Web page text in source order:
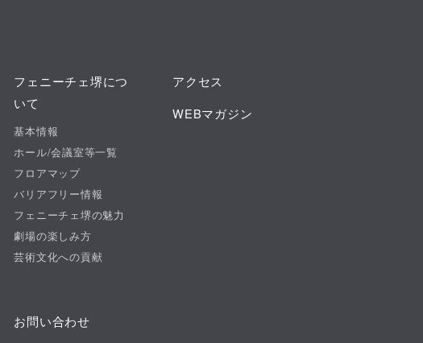
フェニーチェ堺につ
いて
基本情報
ホール/会議室等一覧
フロアマップ
バリアフリー情報
フェニーチェ堺の魅力
劇場の楽しみ方
芸術文化への貢献
アクセス
WEBマガジン
お問い合わせ